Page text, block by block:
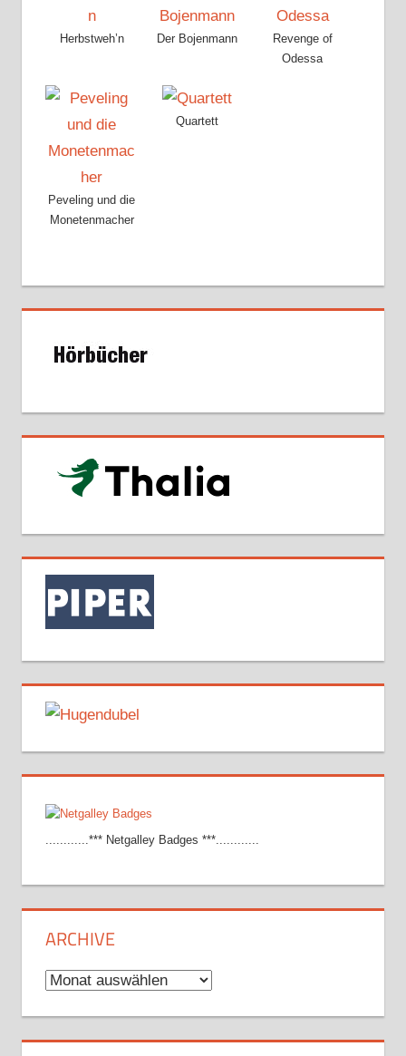
Herbstweh’n Der Bojenmann
Revenge of
Odessa
Peveling und die
Monetenmacher
Quartett
............*** Netgalley Badges ***............
ARCHIVE
Archive